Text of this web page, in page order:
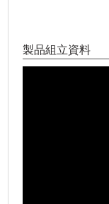
製品組立資料